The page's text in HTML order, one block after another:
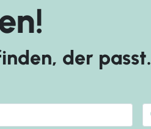
der passt.